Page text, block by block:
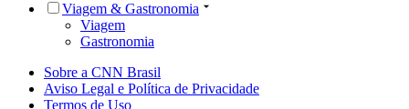
Viagem & Gastronomia
Viagem
Gastronomia
Sobre a CNN Brasil
Aviso Legal e Política de Privacidade
Termos de Uso